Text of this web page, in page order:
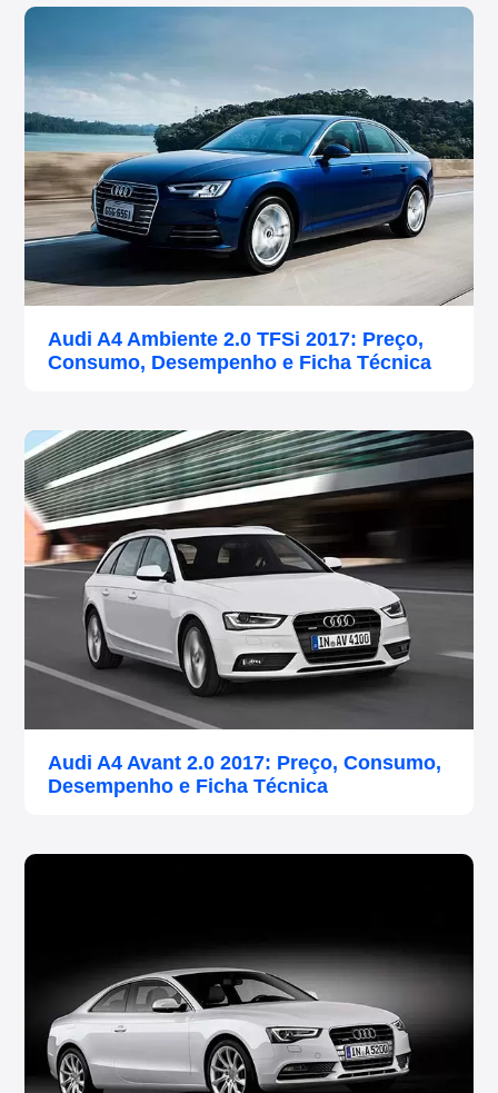
Audi A4 Ambiente 2.0 TFSi 2017: Preço,
Consumo, Desempenho e Ficha Técnica
Audi A4 Avant 2.0 2017: Preço, Consumo,
Desempenho e Ficha Técnica